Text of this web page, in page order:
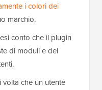
i colori dei
marchio.
conto che il plugin
di moduli e del
che un utente